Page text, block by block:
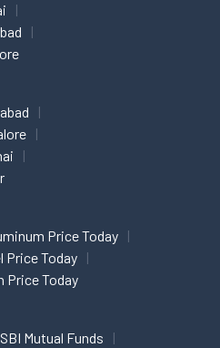
Price Today
Price Today
Price Today
SBI Mutual Funds